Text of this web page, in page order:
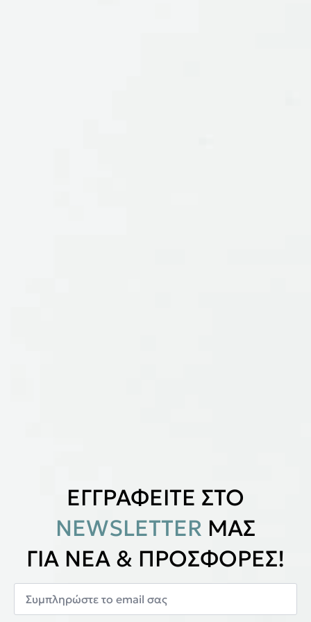
ΕΓΓΡΑΦΕΙΤΕ ΣΤΟ
NEWSLETTER ΜΑΣ
ΓΙΑ ΝΕΑ & ΠΡΟΣΦΟΡΕΣ!